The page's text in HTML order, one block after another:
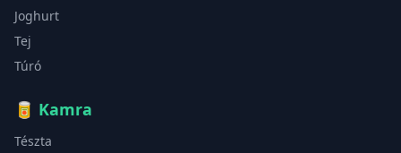
Joghurt
Tej
Túró
🥫 Kamra
Tészta